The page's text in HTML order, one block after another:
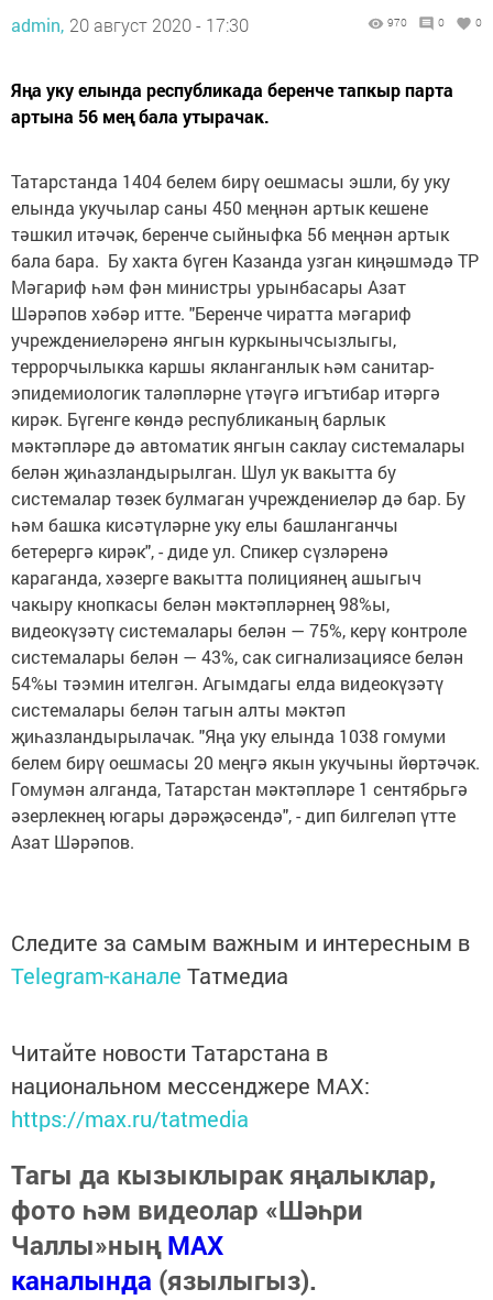
admin, 20 август 2020 - 17:30 970 0 0
Яңа уку елында республикада беренче тапкыр парта
артына 56 мең бала утырачак.
Татарстанда 1404 белем бирү оешмасы эшли, бу уку
елында укучылар саны 450 меңнән артык кешене
тәшкил итәчәк, беренче сыйныфка 56 меңнән артык
бала бара. Бу хакта бүген Казанда узган киңәшмәдә ТР
Мәгариф һәм фән министры урынбасары Азат
Шәрәпов хәбәр итте. "Беренче чиратта мәгариф
учреждениеләренә янгын куркынычсызлыгы,
террорчылыкка каршы якланганлык һәм санитар-
эпидемиологик таләпләрне үтәүгә игътибар итәргә
кирәк. Бүгенге көндә республиканың барлык
мәктәпләре дә автоматик янгын саклау системалары
белән җиһазландырылган. Шул ук вакытта бу
системалар төзек булмаган учреждениеләр дә бар. Бу
һәм башка кисәтүләрне уку елы башланганчы
бетерергә кирәк", - диде ул. Спикер сүзләренә
караганда, хәзерге вакытта полициянең ашыгыч
чакыру кнопкасы белән мәктәпләрнең 98%ы,
видеокүзәтү системалары белән — 75%, керү контроле
системалары белән — 43%, сак сигнализациясе белән
54%ы тәэмин ителгән. Агымдагы елда видеокүзәтү
системалары белән тагын алты мәктәп
җиһазландырылачак. "Яңа уку елында 1038 гомуми
белем бирү оешмасы 20 меңгә якын укучыны йөртәчәк.
Гомумән алганда, Татарстан мәктәпләре 1 сентябрьгә
әзерлекнең югары дәрәҗәсендә", - дип билгеләп үтте
Азат Шәрәпов.
Следите за самым важным и интересным в
Telegram-канале Татмедиа
Читайте новости Татарстана в
национальном мессенджере MАХ:
https://max.ru/tatmedia
Тагы да кызыклырак яңалыклар,
фото һәм видеолар «Шәһри
Чаллы»ныңMAX
каналында (язылыгыз).